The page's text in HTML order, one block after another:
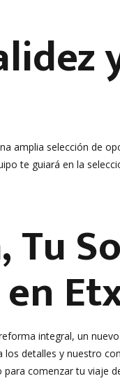
amplia selección de
te guiará en la
integral, un
detalles y nuestro
comenzar tu viaje